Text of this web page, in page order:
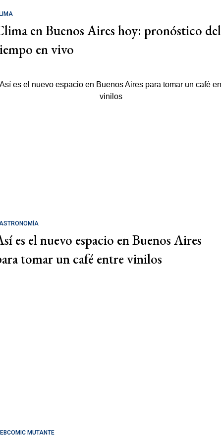
en Buenos Aires hoy: pronóstico del
en vivo
es el nuevo espacio en Buenos Aires
tomar un café entre vinilos
MUTANTE